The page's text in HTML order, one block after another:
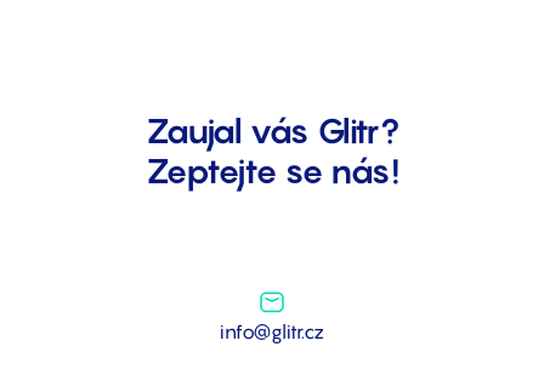
Zaujal vás Glitr?
Zeptejte se nás!
info@glitr.cz